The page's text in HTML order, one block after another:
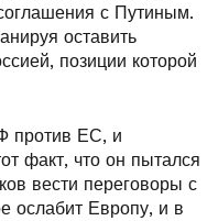
с Путиным.
оставить
позиции которой
против ЕС, и
факт, что он пытался
вести переговоры с
ослабит Европу, и в